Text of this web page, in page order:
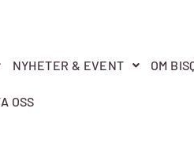
NYHETER & EVENT OM
OSS